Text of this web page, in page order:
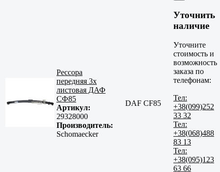
Рессора
передняя 3х
листовая ДАФ
СФ85
Артикул:
29328000
Производитель:
Schomaecker
DAF CF85
Уточнить
наличие
Уточните
стоимость и
возможность
заказа по
телефонам:
Тел:
+38(099)252
33 32
Тел:
+38(068)488
83 13
Тел:
+38(095)123
63 66